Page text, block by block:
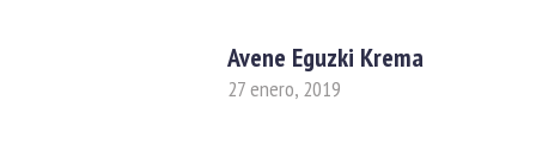
Avene Eguzki Krema
27 enero, 2019